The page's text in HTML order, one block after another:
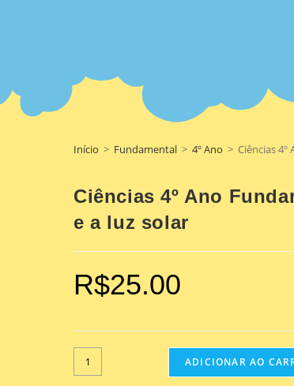
Início > Fundamental > 4º Ano > Ciências
Ciências 4º Ano
e a luz solar
R$25.00
ADICIONAR AO